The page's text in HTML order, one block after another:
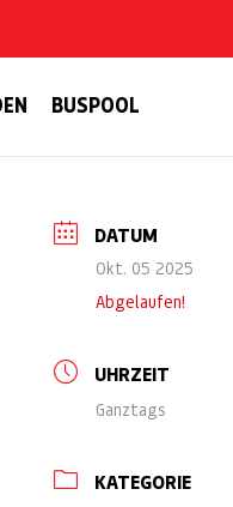
BUSPOOL
DATUM
Okt. 05 2025
Abgelaufen!
UHRZEIT
Ganztags
KATEGORIE